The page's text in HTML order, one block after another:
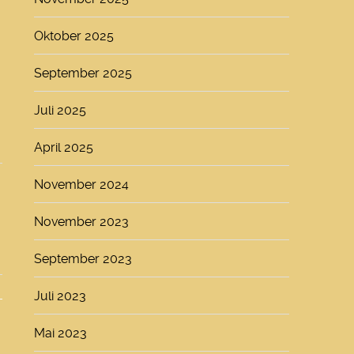
Oktober 2025
September 2025
Juli 2025
April 2025
November 2024
November 2023
September 2023
Juli 2023
Mai 2023